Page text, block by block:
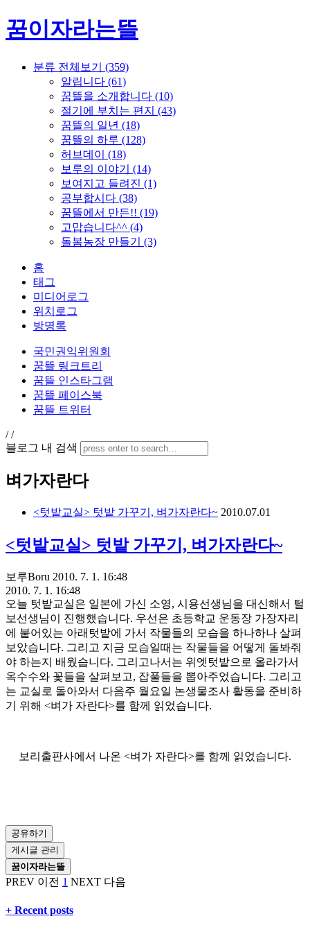
꿈이자라는뜰
분류 전체보기 (359)
알립니다 (61)
꿈뜰을 소개합니다 (10)
절기에 부치는 편지 (43)
꿈뜰의 일년 (18)
꿈뜰의 하루 (128)
허브데이 (18)
보루의 이야기 (14)
보여지고 들려진 (1)
공부합시다 (38)
꿈뜰에서 만든!! (19)
고맙습니다^^ (4)
돌봄농장 만들기 (3)
홈
태그
미디어로그
위치로그
방명록
국민권익위원회
꿈뜰 링크트리
꿈뜰 인스타그램
꿈뜰 페이스북
꿈뜰 트위터
//
블로그 내 검색
벼가자란다
<텃밭교실> 텃밭 가꾸기, 벼가자란다~ 2010.07.01
<텃밭교실> 텃밭 가꾸기, 벼가자란다~
보루Boru 2010. 7. 1. 16:48
2010. 7. 1. 16:48
오늘 텃밭교실은 일본에 가신 소영, 시용선생님을 대신해서 털
보선생님이 진행했습니다. 우선은 초등학교 운동장 가장자리
에 붙어있는 아래텃밭에 가서 작물들의 모습을 하나하나 살펴
보았습니다. 그리고 지금 모습일때는 작물들을 어떻게 돌봐줘
야 하는지 배웠습니다. 그리고나서는 위엣텃밭으로 올라가서
옥수수와 꽃들을 살펴보고, 잡풀들을 뽑아주었습니다. 그리고
는 교실로 돌아와서 다음주 월요일 논생물조사 활동을 준비하
기 위해 <벼가 자란다>를 함께 읽었습니다.
보리출판사에서 나온 <벼가 자란다>를 함께 읽었습니다.
공유하기
게시글 관리
꿈이자라는뜰
PREV 이전 1 NEXT 다음
+ Recent posts